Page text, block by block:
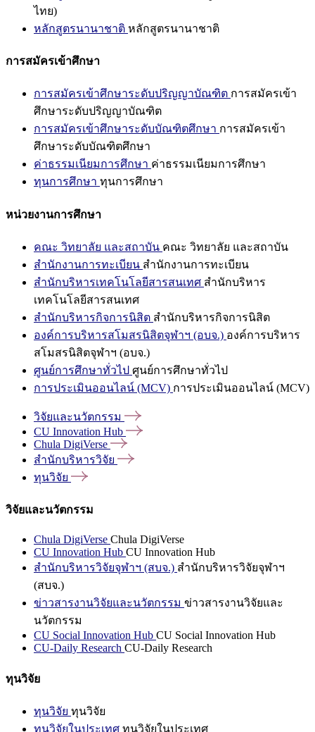
ไทย)
หลักสูตรนานาชาติ หลักสูตรนานาชาติ
การสมัครเข้าศึกษา
การสมัครเข้าศึกษาระดับปริญญาบัณฑิต การสมัครเข้า
ศึกษาระดับปริญญาบัณฑิต
การสมัครเข้าศึกษาระดับบัณฑิตศึกษา การสมัครเข้า
ศึกษาระดับบัณฑิตศึกษา
ค่าธรรมเนียมการศึกษา ค่าธรรมเนียมการศึกษา
ทุนการศึกษา ทุนการศึกษา
หน่วยงานการศึกษา
คณะ วิทยาลัย และสถาบัน คณะ วิทยาลัย และสถาบัน
สำนักงานการทะเบียน สำนักงานการทะเบียน
สำนักบริหารเทคโนโลยีสารสนเทศ สำนักบริหาร
เทคโนโลยีสารสนเทศ
สำนักบริหารกิจการนิสิต สำนักบริหารกิจการนิสิต
องค์การบริหารสโมสรนิสิตจุฬาฯ (อบจ.) องค์การบริหาร
สโมสรนิสิตจุฬาฯ (อบจ.)
ศูนย์การศึกษาทั่วไป ศูนย์การศึกษาทั่วไป
การประเมินออนไลน์ (MCV) การประเมินออนไลน์ (MCV)
วิจัยและนวัตกรรม
CU Innovation Hub
Chula DigiVerse
สำนักบริหารวิจัย
ทุนวิจัย
วิจัยและนวัตกรรม
Chula DigiVerse Chula DigiVerse
CU Innovation Hub CU Innovation Hub
สำนักบริหารวิจัยจุฬาฯ (สบจ.) สำนักบริหารวิจัยจุฬาฯ
(สบจ.)
ข่าวสารงานวิจัยและนวัตกรรม ข่าวสารงานวิจัยและ
นวัตกรรม
CU Social Innovation Hub CU Social Innovation Hub
CU-Daily Research CU-Daily Research
ทุนวิจัย
ทุนวิจัย ทุนวิจัย
ทุนวิจัยในประเทศ ทุนวิจัยในประเทศ